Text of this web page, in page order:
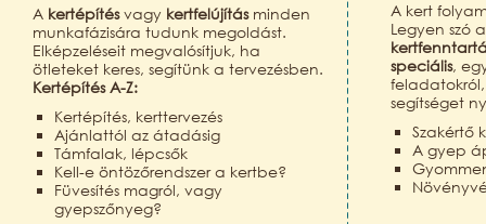
A kertépítésvagy kertfelújításminden
munkafázisára tudunk megoldást.
Elképzeléseit megvalósítjuk, ha
ötleteket keres, segítünk a tervezésben.
Kertépítés A-Z:
Kertépítés, kerttervezés
Ajánlattól az átadásig
Támfalak, lépcsők
Kell-e öntözőrendszer a kertbe?
Füvesítés magról, vagy
gyepszőnyeg?
A kert
Legyen szó
speciális,
segítséget
Szakértő
A gyep